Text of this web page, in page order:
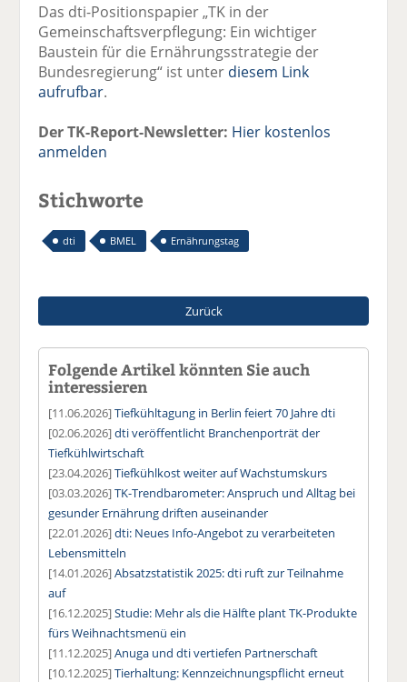
Das dti-Positionspapier „TK in der
Gemeinschaftsverpflegung: Ein wichtiger
Baustein für die Ernährungsstrategie der
Bundesregierung“ ist unter diesem Link
aufrufbar.
Der TK-Report-Newsletter: Hier kostenlos
anmelden
Stichworte
dti BMEL Ernährungstag
Zurück
Folgende Artikel könnten Sie auch
interessieren
[11.06.2026]Tiefkühltagung in Berlin feiert 70 Jahre dti
[02.06.2026]dti veröffentlicht Branchenporträt der
Tiefkühlwirtschaft
[23.04.2026]Tiefkühlkost weiter auf Wachstumskurs
[03.03.2026]TK-Trendbarometer: Anspruch und Alltag bei
gesunder Ernährung driften auseinander
[22.01.2026]dti: Neues Info-Angebot zu verarbeiteten
Lebensmitteln
[14.01.2026]Absatzstatistik 2025: dti ruft zur Teilnahme
auf
[16.12.2025]Studie: Mehr als die Hälfte plant TK-Produkte
fürs Weihnachtsmenü ein
[11.12.2025]Anuga und dti vertiefen Partnerschaft
[10.12.2025]Tierhaltung: Kennzeichnungspflicht erneut